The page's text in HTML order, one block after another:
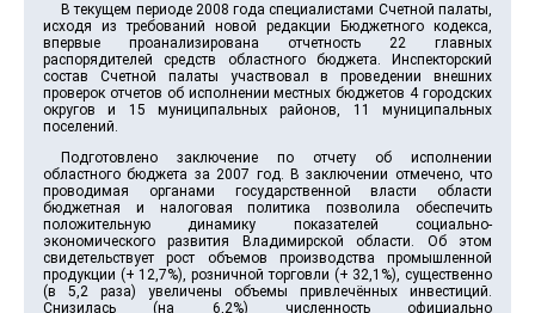
В текущем периоде 2008 года специалистами Счетной палаты,
исходя из требований новой редакции Бюджетного кодекса,
впервые проанализирована отчетность 22 главных
распорядителей средств областного бюджета. Инспекторский
состав Счетной палаты участвовал в проведении внешних
проверок отчетов об исполнении местных бюджетов 4 городских
округов и 15 муниципальных районов, 11 муниципальных
поселений.
Подготовлено заключение по отчету об исполнении
областного бюджета за 2007 год. В заключении отмечено, что
проводимая органами государственной власти области
бюджетная и налоговая политика позволила обеспечить
положительную динамику показателей социально-
экономического развития Владимирской области. Об этом
свидетельствует рост объемов производства промышленной
продукции (+ 12,7%), розничной торговли (+ 32,1%), существенно
(в 5,2 раза) увеличены объемы привлечённых инвестиций.
Снизилась (на 6,2%) численность официально